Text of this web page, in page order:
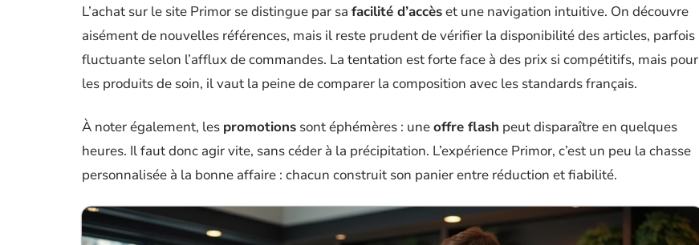
L’achat sur le site Primor se distingue par sa facilité d’accèset une navigation intuitive. On découvre
aisément de nouvelles références, mais il reste prudent de vérifier la disponibilité des articles, parfois
fluctuante selon l’afflux de commandes. La tentation est forte face à des prix si compétitifs, mais pour
les produits de soin, il vaut la peine de comparer la composition avec les standards français.
À noter également, les promotions sont éphémères : uneoffre flash peut disparaître en quelques
heures. Il faut donc agir vite, sans céder à la précipitation. L’expérience Primor, c’est un peu la chasse
personnalisée à la bonne affaire : chacun construit son panier entre réduction et fiabilité.